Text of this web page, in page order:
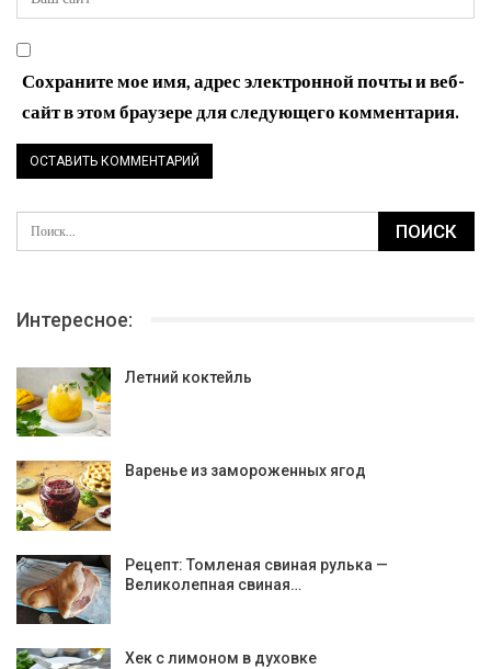
Сохраните мое имя, адрес электронной почты и веб-
сайт в этом браузере для следующего комментария.
Интересное:
Летний коктейль
Варенье из замороженных ягод
Рецепт: Томленая свиная рулька —
Великолепная свиная…
Хек с лимоном в духовке